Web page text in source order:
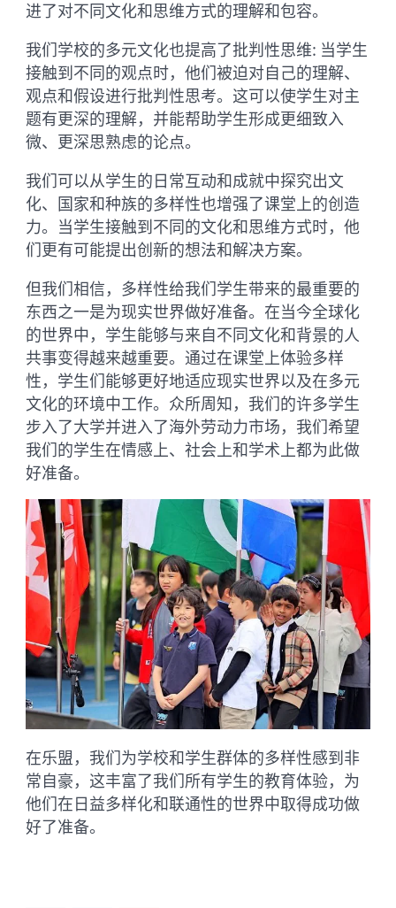
进了对不同文化和思维方式的理解和包容。
我们学校的多元文化也提高了批判性思维: 当学生
接触到不同的观点时，他们被迫对自己的理解、
观点和假设进行批判性思考。这可以使学生对主
题有更深的理解，并能帮助学生形成更细致入
微、更深思熟虑的论点。
我们可以从学生的日常互动和成就中探究出文
化、国家和种族的多样性也增强了课堂上的创造
力。当学生接触到不同的文化和思维方式时，他
们更有可能提出创新的想法和解决方案。
但我们相信，多样性给我们学生带来的最重要的
东西之一是为现实世界做好准备。在当今全球化
的世界中，学生能够与来自不同文化和背景的人
共事变得越来越重要。通过在课堂上体验多样
性，学生们能够更好地适应现实世界以及在多元
文化的环境中工作。众所周知，我们的许多学生
步入了大学并进入了海外劳动力市场，我们希望
我们的学生在情感上、社会上和学术上都为此做
好准备。
在乐盟，我们为学校和学生群体的多样性感到非
常自豪，这丰富了我们所有学生的教育体验，为
他们在日益多样化和联通性的世界中取得成功做
好了准备。